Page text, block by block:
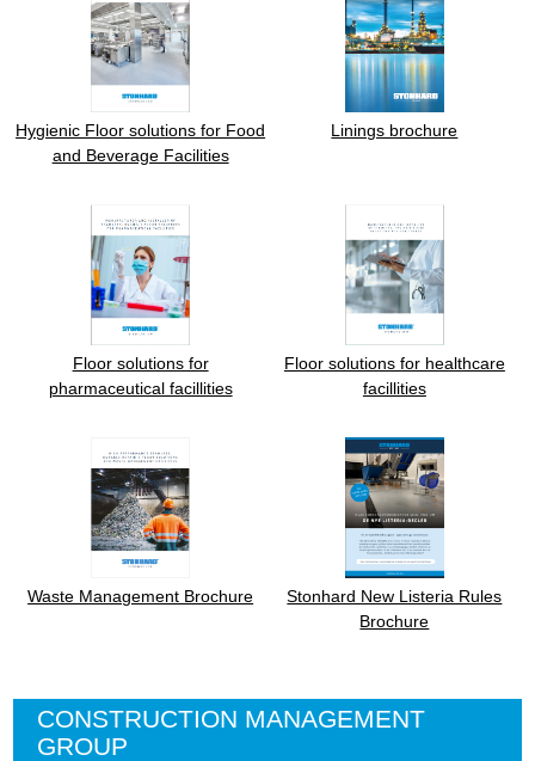
Hygienic Floor solutions for Food
and Beverage Facilities
Linings brochure
Floor solutions for
pharmaceutical facillities
Floor solutions for healthcare
facillities
Waste Management Brochure
Stonhard New Listeria Rules
Brochure
CONSTRUCTION MANAGEMENT
GROUP